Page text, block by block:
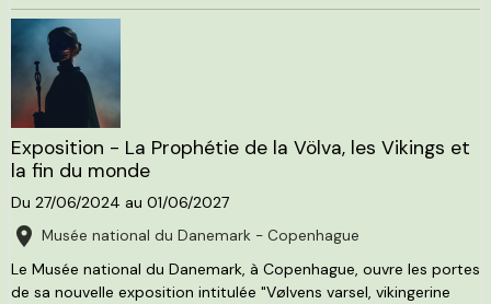
Exposition - La Prophétie de la Völva, les Vikings et
la fin du monde
Du 27/06/2024 au 01/06/2027
Musée national du Danemark - Copenhague
Le Musée national du Danemark, à Copenhague, ouvre les portes
de sa nouvelle exposition intitulée "Vølvens varsel, vikingerine